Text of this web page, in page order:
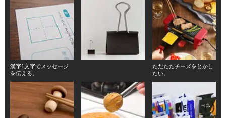
漢字1文字でメッセージ
を伝える。
ただただチーズをとかし
たい。